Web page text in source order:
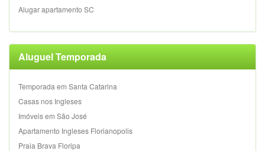
Alugar apartamento SC
Aluguel Temporada
Temporada em Santa Catarina
Casas nos Ingleses
Imóveis em São José
Apartamento Ingleses Florianopolis
Praia Brava Floripa